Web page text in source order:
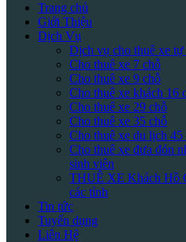
Trang chủ
Giới Thiệu
Dịch Vụ
Dịch vụ cho thuê xe
Cho thuê xe 7 chỗ
Cho thuê xe 9 chỗ
Cho thuê xe khách 16
Cho thuê xe 29 chỗ
Cho thuê xe 35 chỗ
Cho thuê xe du lịch 45
Cho thuê xe đưa đón
sinh viên
THUÊ XE Khách Hồ
các tỉnh
Tin tức
Tuyển dụng
Liên Hệ